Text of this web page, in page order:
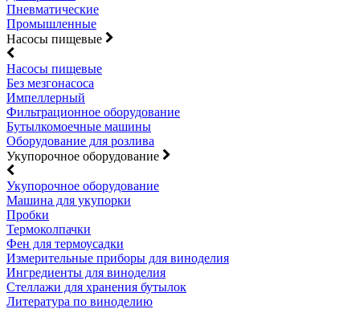
Пневматические
Промышленные
Насосы пищевые
Насосы пищевые
Без мезгонасоса
Импеллерный
Фильтрационное оборудование
Бутылкомоечные машины
Оборудование для розлива
Укупорочное оборудование
Укупорочное оборудование
Машина для укупорки
Пробки
Термоколпачки
Фен для термоусадки
Измерительные приборы для виноделия
Ингредиенты для виноделия
Стеллажи для хранения бутылок
Литература по виноделию